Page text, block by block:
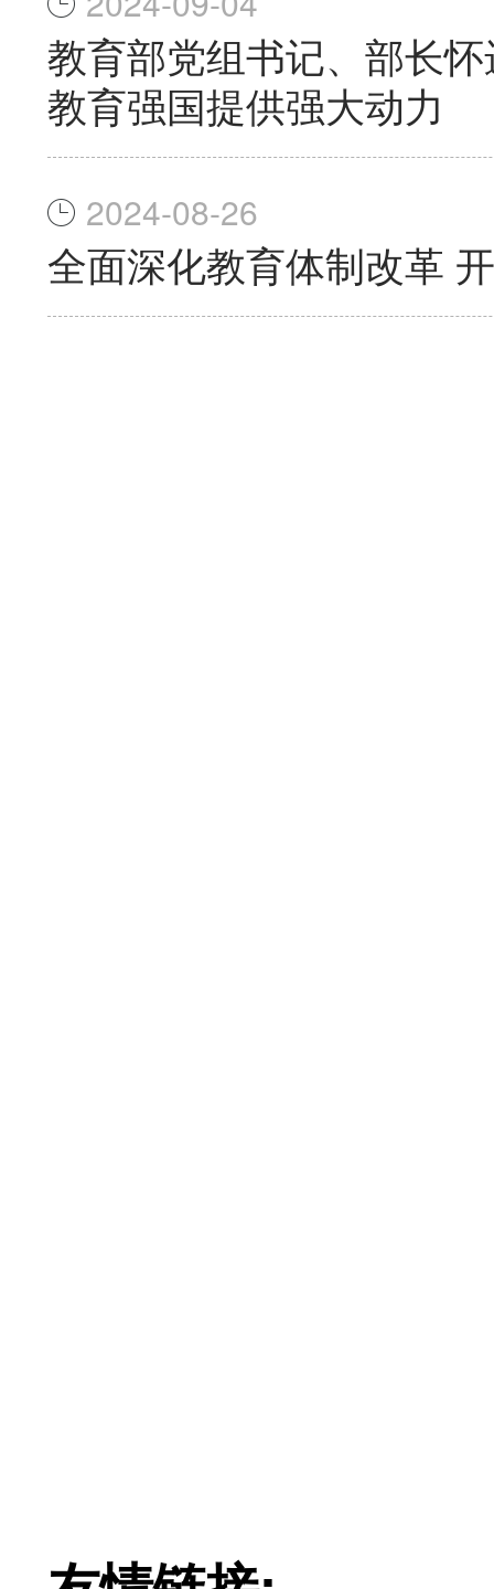
教育部党组书记、部长
教育强国提供强大动力
2024-08-26
全面深化教育体制改革